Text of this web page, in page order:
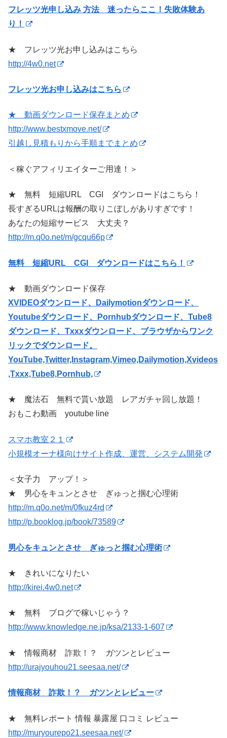
フレッツ光申し込み 方法 迷ったらここ！失敗体験あ
り！
★ フレッツ光お申し込みはこちら
http://4w0.net
フレッツ光お申し込みはこちら
★ 動画ダウンロード保存まとめ
http://www.bestxmove.net/
引越し見積もりから手順までまとめ
＜稼ぐアフィリエイターご用達！＞
★ 無料 短縮URL CGI ダウンロードはこちら！
長すぎるURLは報酬の取りこぼしがありすぎです！
あなたの短縮サービス 大丈夫？
http://m.q0o.net/m/gcqu66p
無料 短縮URL CGI ダウンロードはこちら！
★ 動画ダウンロード保存
XVIDEOダウンロード、Dailymotionダウンロード、
Youtubeダウンロード、Pornhubダウンロード、Tube8
ダウンロード、Txxxダウンロード、ブラウザからワンク
リックでダウンロード。
YouTube,Twitter,Instagram,Vimeo,Dailymotion,Xvideos
,Txxx,Tube8,Pornhub,
★ 魔法石 無料で貰い放題 レアガチャ回し放題！
おもこわ動画 youtube line
スマホ教室２１
小規模オーナ様向けサイト作成、運営、システム開発
＜女子力 アップ！＞
★ 男心をキュンとさせ ぎゅっと掴む心理術
http://m.q0o.net/m/0fkuz4rd
http://p.booklog.jp/book/73589
男心をキュンとさせ ぎゅっと掴む心理術
★ きれいになりたい
http://kirei.4w0.net
★ 無料 ブログで稼いじゃう？
http://www.knowledge.ne.jp/ksa/2133-1-607
★ 情報商材 詐欺！？ ガツンとレビュー
http://urajyouhou21.seesaa.net/
情報商材 詐欺！？ ガツンとレビュー
★ 無料レポート 情報 暴露屋 口コミ レビュー
http://muryourepo21.seesaa.net/